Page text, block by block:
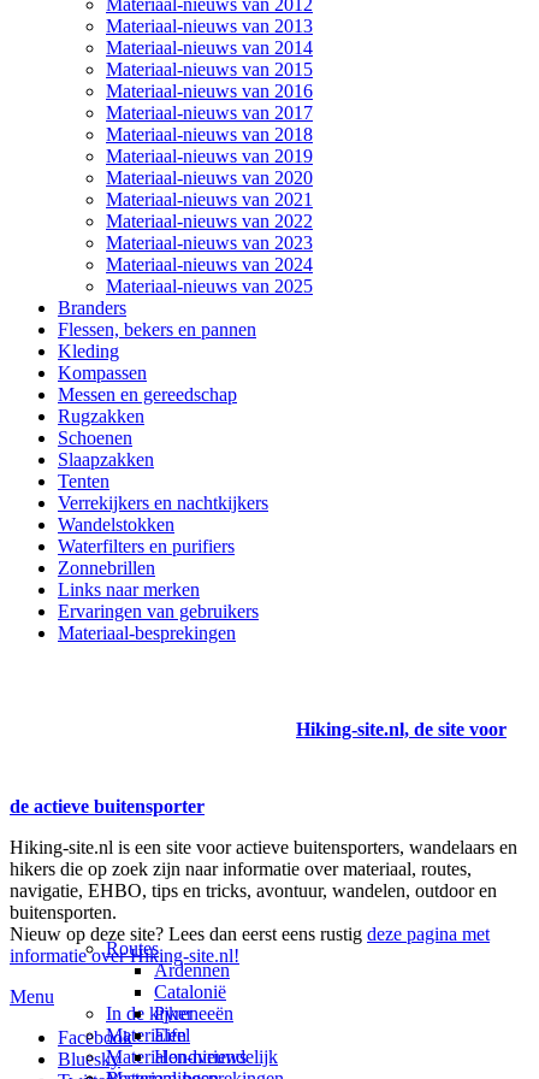
Materiaal-nieuws van 2013
Materiaal-nieuws van 2014
Materiaal-nieuws van 2015
Materiaal-nieuws van 2016
Materiaal-nieuws van 2017
Materiaal-nieuws van 2018
Materiaal-nieuws van 2019
Materiaal-nieuws van 2020
Materiaal-nieuws van 2021
Materiaal-nieuws van 2022
Materiaal-nieuws van 2023
Materiaal-nieuws van 2024
Materiaal-nieuws van 2025
Branders
Flessen, bekers en pannen
Kleding
Kompassen
Messen en gereedschap
Rugzakken
Schoenen
Slaapzakken
Tenten
Verrekijkers en nachtkijkers
Wandelstokken
Waterfilters en purifiers
Zonnebrillen
Links naar merken
Ervaringen van gebruikers
Materiaal-besprekingen
Hiking-site.nl, de site voor
de actieve buitensporter
Hiking-site.nl is een site voor actieve buitensporters, wandelaars en
hikers die op zoek zijn naar informatie over materiaal, routes,
navigatie, EHBO, tips en tricks, avontuur, wandelen, outdoor en
buitensporten.
Nieuw op deze site? Lees dan eerst eens rustig deze pagina met
informatie over Hiking-site.nl!
Menu
Facebook
Bluesky
In de kijker
Materialen
Materialen-nieuws
Routes
Ardennen
Catalonië
Pyreneeën
Eifel
Hondvriendelijk